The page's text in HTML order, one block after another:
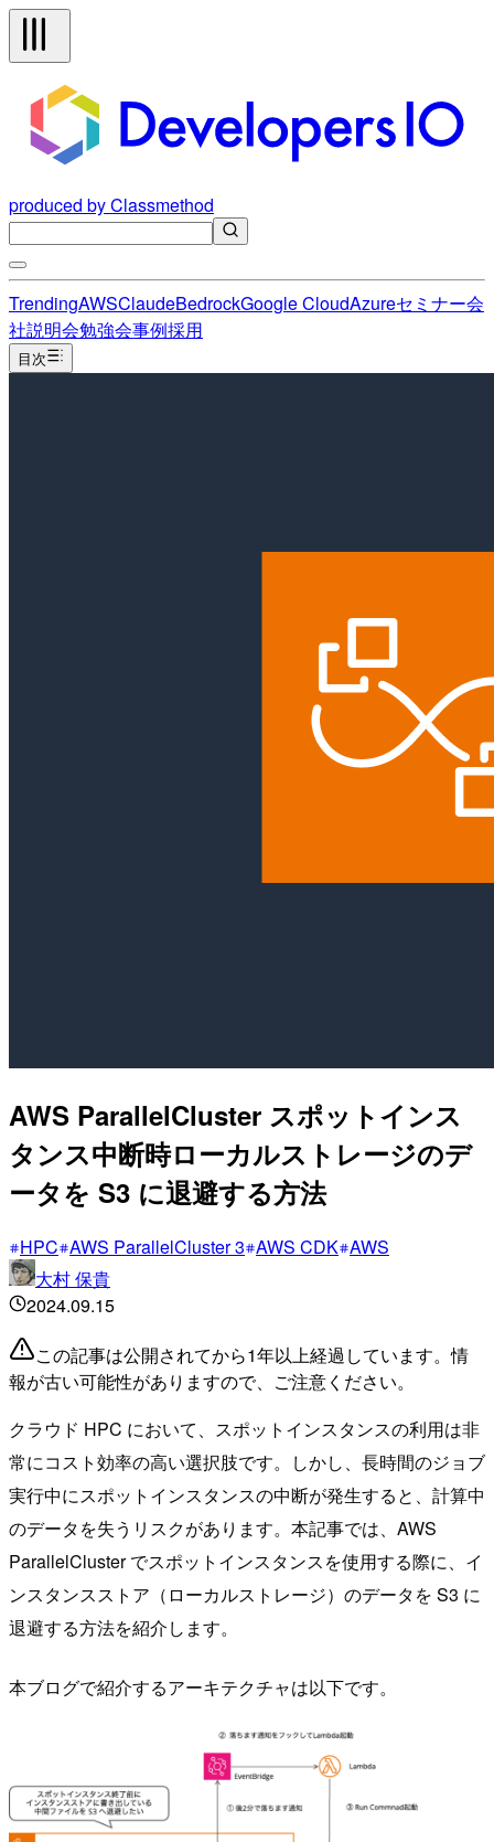
produced by Classmethod
TrendingAWSClaudeBedrockGoogle CloudAzureセミナー会
社説明会勉強会事例採用
目次
AWS ParallelCluster スポットインス
タンス中断時ローカルストレージのデ
ータを S3 に退避する方法
HPC AWS ParallelCluster 3 AWS CDK AWS
大村 保貴
2024.09.15
この記事は公開されてから1年以上経過しています。情
報が古い可能性がありますので、ご注意ください。
クラウド HPC において、スポットインスタンスの利用は非
常にコスト効率の高い選択肢です。しかし、長時間のジョブ
実行中にスポットインスタンスの中断が発生すると、計算中
のデータを失うリスクがあります。本記事では、AWS
ParallelCluster でスポットインスタンスを使用する際に、イ
ンスタンスストア（ローカルストレージ）のデータを S3 に
退避する方法を紹介します。
本ブログで紹介するアーキテクチャは以下です。